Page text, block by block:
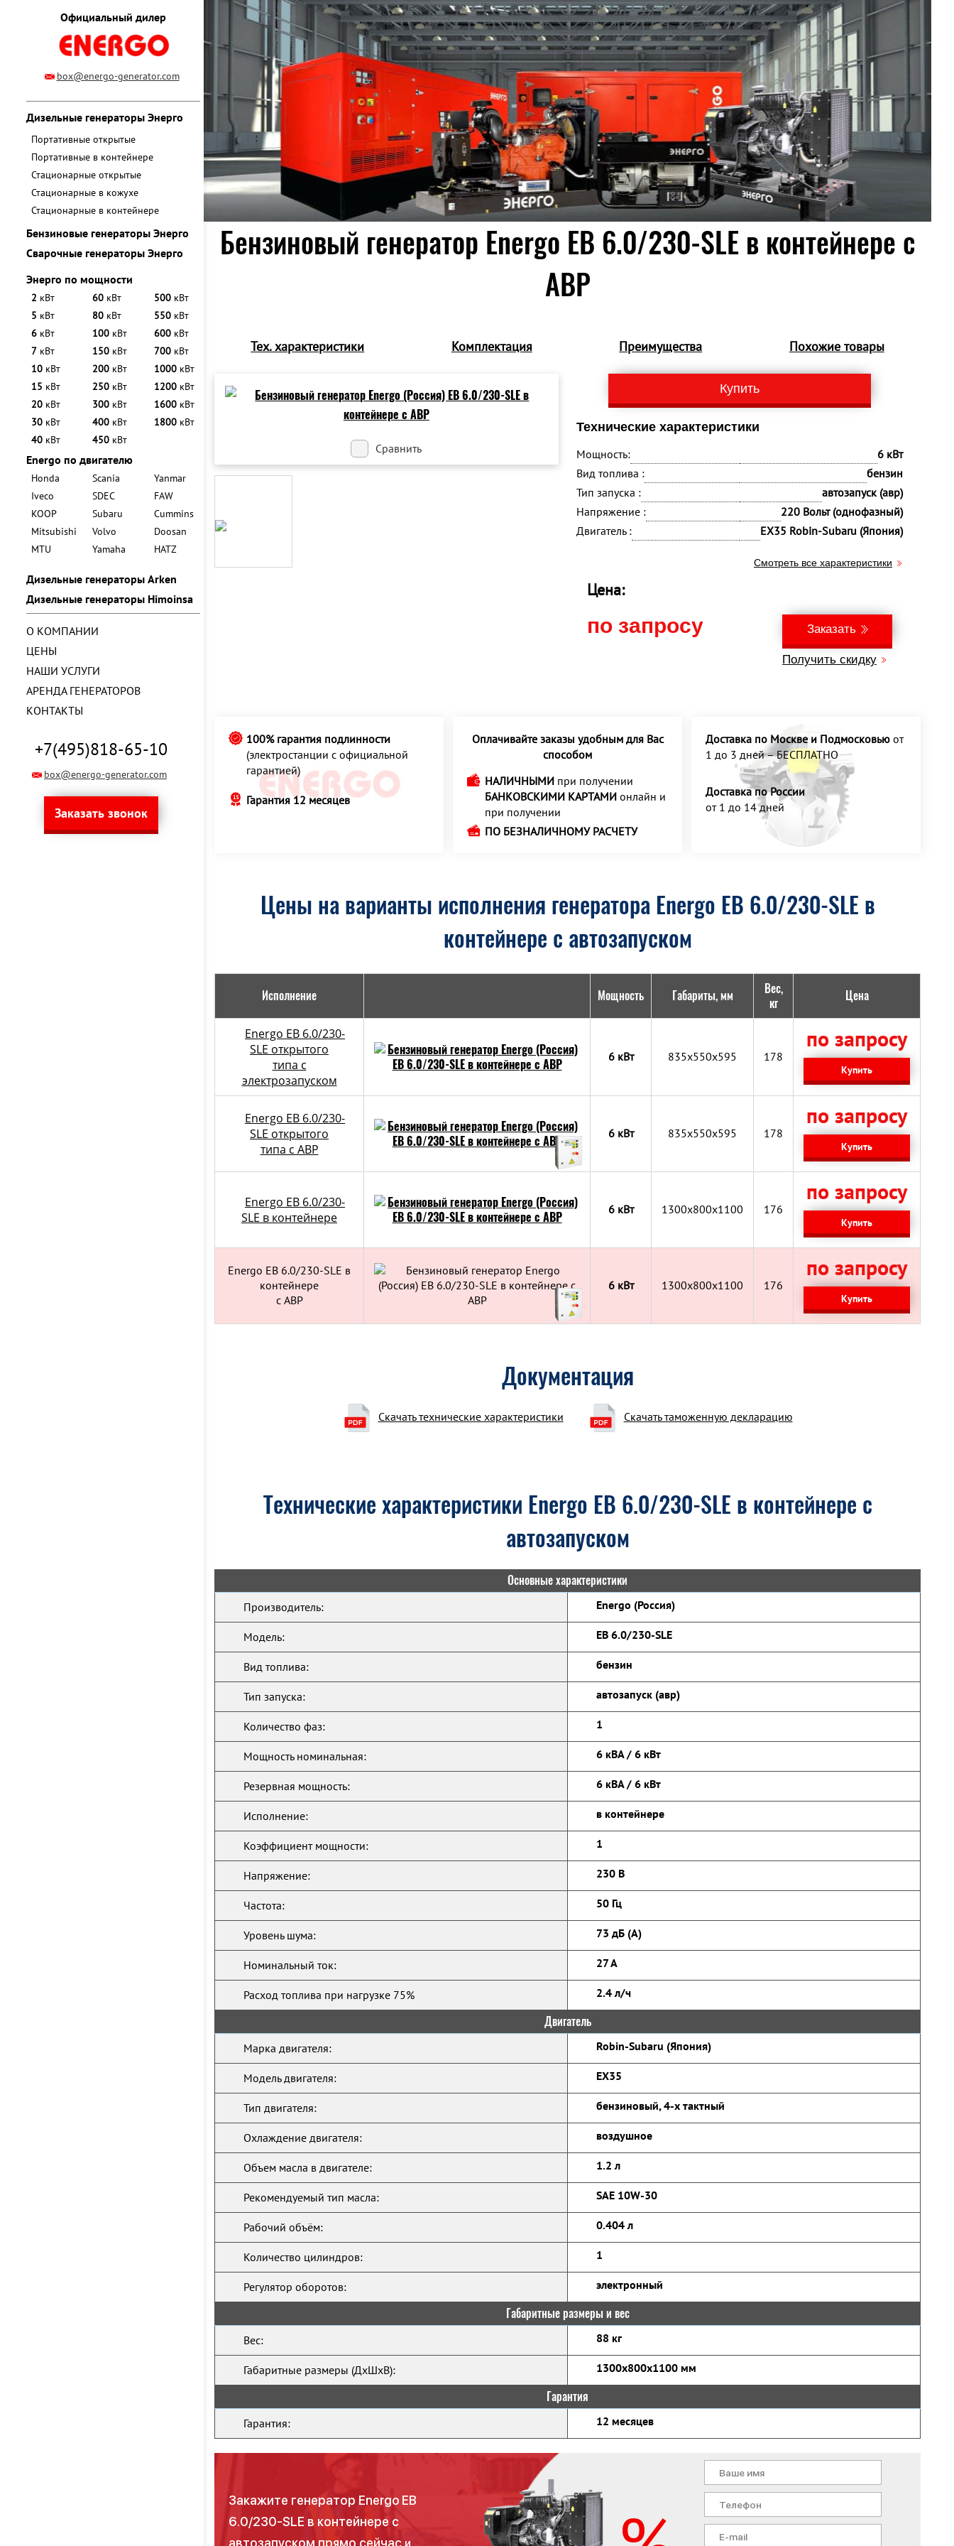
Официальный дилер
box@energo-generator.com
Дизельные генераторы Энерго
Портативные открытые
Портативные в контейнере
Стационарные открытые
Стационарные в кожухе
Стационарные в контейнере
Бензиновые генераторы Энерго
Сварочные генераторы Энерго
Энерго по мощности
2 кВт
5 кВт
6 кВт
7 кВт
10 кВт
15 кВт
20 кВт
30 кВт
40 кВт
60 кВт
80 кВт
100 кВт
150 кВт
200 кВт
250 кВт
300 кВт
400 кВт
450 кВт
500 кВт
550 кВт
600 кВт
700 кВт
1000 кВт
1200 кВт
1600 кВт
1800 кВт
Energo по двигателю
Honda
Iveco
KOOP
Mitsubishi
MTU
Scania
SDEC
Subaru
Volvo
Yamaha
Yanmar
FAW
Cummins
Doosan
HATZ
Дизельные генераторы Arken
Дизельные генераторы Himoinsa
О КОМПАНИИ
ЦЕНЫ
НАШИ УСЛУГИ
АРЕНДА ГЕНЕРАТОРОВ
КОНТАКТЫ
+7(495)818-65-10
box@energo-generator.com
Заказать звонок
Бензиновый генератор Energo EB 6.0/230-SLE в контейнере c
АВР
Тех. характеристики Комплектация Преимущества Похожие товары
Сравнить
Купить
Технические характеристики
Мощность:
6 кВт
Вид топлива :
бензин
Тип запуска :
автозапуск (авр)
Напряжение :
220 Вольт (однофазный)
Двигатель :
EX35 Robin-Subaru (Япония)
Смотреть все характеристики
Цена:
по запросу Заказать
Получить скидку
100% гарантия подлинности
(электростанции с официальной
гарантией)
Гарантия 12 месяцев
Оплачивайте заказы удобным для Вас
способом
НАЛИЧНЫМИ при получении
БАНКОВСКИМИ КАРТАМИ онлайн и
при получении
ПО БЕЗНАЛИЧНОМУ РАСЧЕТУ
Доставка по Москве и Подмосковью от
1 до 3 дней – БЕСПЛАТНО
Доставка по России
от 1 до 14 дней
Цены на варианты исполнения генератора Energo EB 6.0/230-SLE в
контейнере с автозапуском
Исполнение Мощность Габариты, мм
Вес,
кг
Цена
Energo EB 6.0/230-
SLE открытого
типа с
электрозапуском
6 кВт 835x550x595 178
по запросу
Купить
Energo EB 6.0/230-
SLE открытого
типа с АВР
6 кВт 835x550x595 178
по запросу
Купить
Energo EB 6.0/230-
SLE в контейнере
6 кВт 1300x800x1100 176
по запросу
Купить
Energo EB 6.0/230-SLE в
контейнере
c АВР
6 кВт 1300x800x1100 176
по запросу
Купить
Документация
Скачать технические характеристики Скачать таможенную декларацию
Технические характеристики Energo EB 6.0/230-SLE в контейнере с
автозапуском
Основные характеристики
Производитель: Energo (Россия)
Модель: EB 6.0/230-SLE
Вид топлива: бензин
Тип запуска: автозапуск (авр)
Количество фаз: 1
Мощность номинальная: 6 кВА / 6 кВт
Резервная мощность: 6 кВА / 6 кВт
Исполнение: в контейнере
Коэффициент мощности: 1
Напряжение: 230 В
Частота: 50 Гц
Уровень шума: 73 дБ (А)
Номинальный ток: 27 А
Расход топлива при нагрузке 75% 2.4 л/ч
Двигатель
Марка двигателя: Robin-Subaru (Япония)
Модель двигателя: EX35
Тип двигателя: бензиновый, 4-х тактный
Охлаждение двигателя: воздушное
Объем масла в двигателе: 1.2 л
Рекомендуемый тип масла: SAE 10W-30
Рабочий объём: 0.404 л
Количество цилиндров: 1
Регулятор оборотов: электронный
Габаритные размеры и вес
Вес: 88 кг
Габаритные размеры (ДхШхВ): 1300x800x1100 мм
Гарантия
Гарантия: 12 месяцев
Закажите генератор Energo EB
6.0/230-SLE в контейнере с
автозапуском прямо сейчас и